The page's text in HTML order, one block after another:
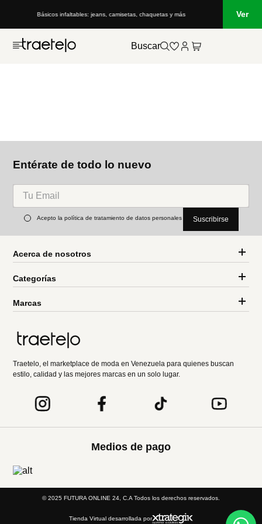
Básicos infaltables: jeans, camisetas, chaquetas y más Ver
Buscar
Entérate de todo lo nuevo
Acepto la política de tratamiento de datos personales Suscribirse
Acerca de nosotros
Categorías
Marcas
Traetelo, el marketplace de moda en Venezuela para quienes buscan
estilo, calidad y las mejores marcas en un solo lugar.
Medios de pago
© 2025 FUTURA ONLINE 24, C.A Todos los derechos reservados.
Tienda Virtual desarrollada por